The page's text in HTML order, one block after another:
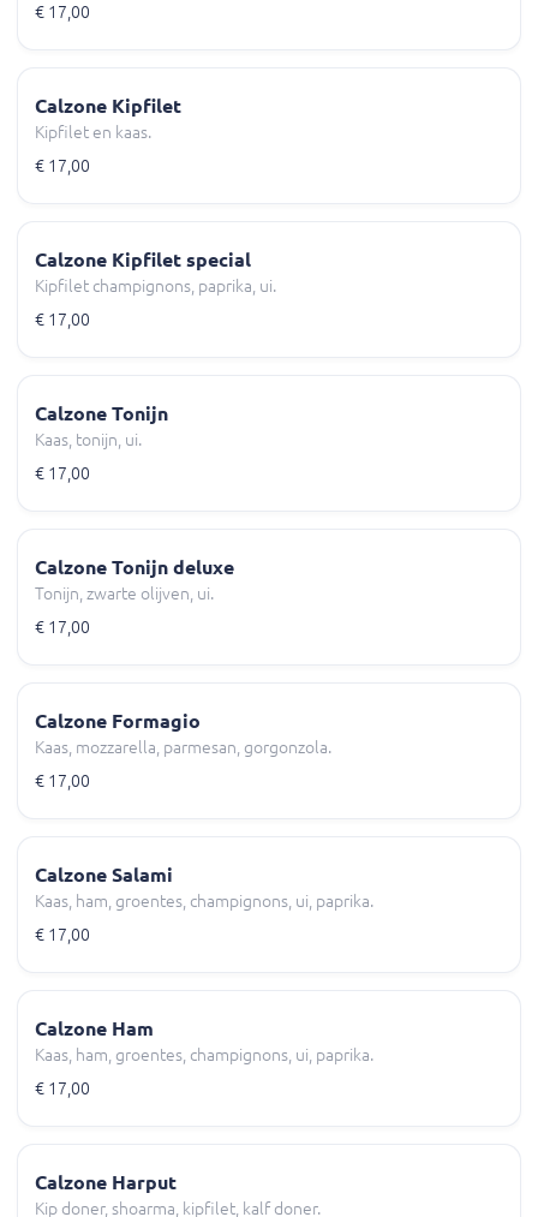
€ 17,00
Calzone Kipfilet
Kipfilet en kaas.
€ 17,00
Calzone Kipfilet special
Kipfilet champignons, paprika, ui.
€ 17,00
Calzone Tonijn
Kaas, tonijn, ui.
€ 17,00
Calzone Tonijn deluxe
Tonijn, zwarte olijven, ui.
€ 17,00
Calzone Formagio
Kaas, mozzarella, parmesan, gorgonzola.
€ 17,00
Calzone Salami
Kaas, ham, groentes, champignons, ui, paprika.
€ 17,00
Calzone Ham
Kaas, ham, groentes, champignons, ui, paprika.
€ 17,00
Calzone Harput
Kip doner, shoarma, kipfilet, kalf doner.